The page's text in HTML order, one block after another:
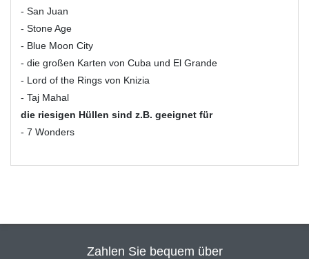
- San Juan
- Stone Age
- Blue Moon City
- die großen Karten von Cuba und El Grande
- Lord of the Rings von Knizia
- Taj Mahal
die riesigen Hüllen sind z.B. geeignet für
- 7 Wonders
Zahlen Sie bequem über